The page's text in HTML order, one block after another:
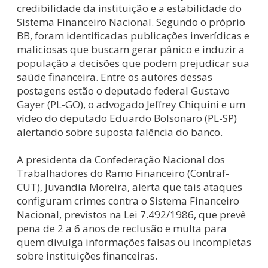
credibilidade da instituição e a estabilidade do
Sistema Financeiro Nacional. Segundo o próprio
BB, foram identificadas publicações inverídicas e
maliciosas que buscam gerar pânico e induzir a
população a decisões que podem prejudicar sua
saúde financeira. Entre os autores dessas
postagens estão o deputado federal Gustavo
Gayer (PL-GO), o advogado Jeffrey Chiquini e um
vídeo do deputado Eduardo Bolsonaro (PL-SP)
alertando sobre suposta falência do banco.
A presidenta da Confederação Nacional dos
Trabalhadores do Ramo Financeiro (Contraf-
CUT), Juvandia Moreira, alerta que tais ataques
configuram crimes contra o Sistema Financeiro
Nacional, previstos na Lei 7.492/1986, que prevê
pena de 2 a 6 anos de reclusão e multa para
quem divulga informações falsas ou incompletas
sobre instituições financeiras.